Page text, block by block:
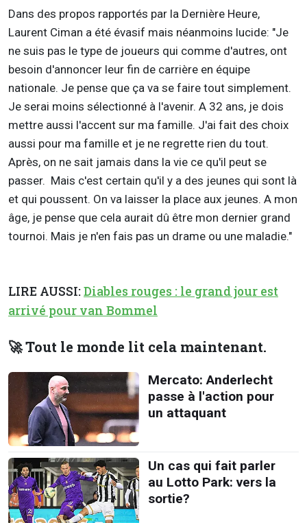
Dans des propos rapportés par la Dernière Heure,
Laurent Ciman a été évasif mais néanmoins lucide: "Je
ne suis pas le type de joueurs qui comme d'autres, ont
besoin d'annoncer leur fin de carrière en équipe
nationale. Je pense que ça va se faire tout simplement.
Je serai moins sélectionné à l'avenir. A 32 ans, je dois
mettre aussi l'accent sur ma famille. J'ai fait des choix
aussi pour ma famille et je ne regrette rien du tout.
Après, on ne sait jamais dans la vie ce qu'il peut se
passer. Mais c'est certain qu'il y a des jeunes qui sont là
et qui poussent. On va laisser la place aux jeunes. A mon
âge, je pense que cela aurait dû être mon dernier grand
tournoi. Mais je n'en fais pas un drame ou une maladie."
LIRE AUSSI:Diables rouges : le grand jour est
arrivé pour van Bommel
🚀 Tout le monde lit cela maintenant.
Mercato: Anderlecht
passe à l'action pour
un attaquant
Un cas qui fait parler
au Lotto Park: vers la
sortie?